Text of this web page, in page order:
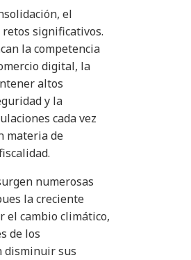
el
significativos.
la competencia
digital, la
altos
y la
cada vez
materia de
numerosas
la creciente
el cambio climático,
de los
disminuir sus